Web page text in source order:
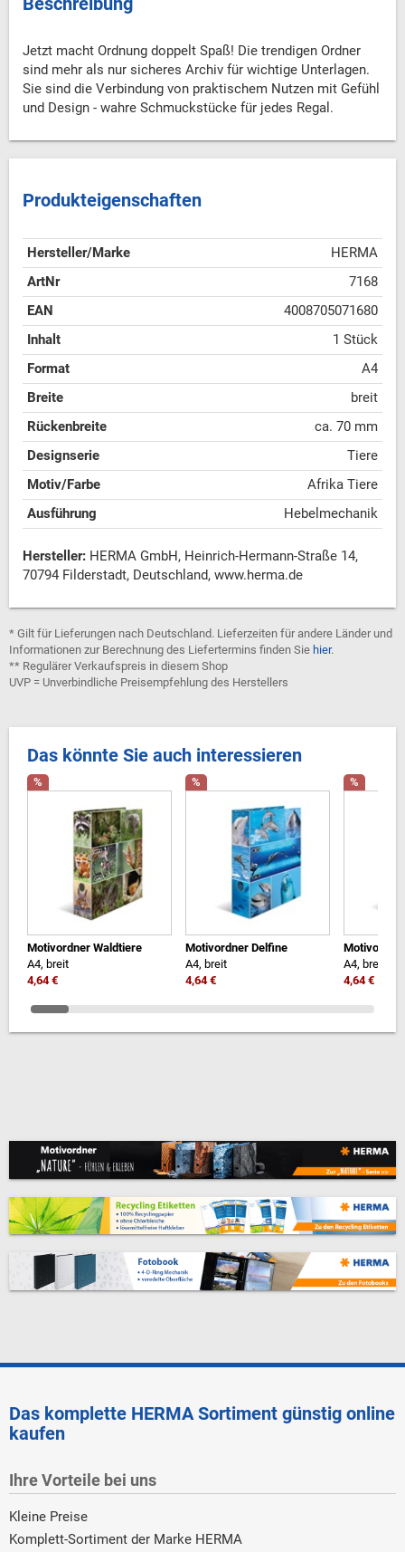
Jetzt macht Ordnung doppelt Spaß! Die trendigen Ordner
sind mehr als nur sicheres Archiv für wichtige Unterlagen.
Sie sind die Verbindung von praktischem Nutzen mit Gefühl
und Design - wahre Schmuckstücke für jedes Regal.
Produkteigenschaften
Hersteller/Marke
HERMA
ArtNr
7168
EAN
4008705071680
Inhalt
1 Stück
Format
A4
Breite
breit
Rückenbreite
ca. 70 mm
Designserie
Tiere
Motiv/Farbe
Afrika Tiere
Ausführung
Hebelmechanik
Hersteller: HERMA GmbH, Heinrich-Hermann-Straße 14,
70794 Filderstadt, Deutschland, www.herma.de
* Gilt für Lieferungen nach Deutschland. Lieferzeiten für andere Länder und
Informationen zur Berechnung des Liefertermins finden Sie hier.
** Regulärer Verkaufspreis in diesem Shop
UVP = Unverbindliche Preisempfehlung des Herstellers
Das könnte Sie auch interessieren
%
Motivordner Waldtiere
A4, breit
4,64 €
%
Motivordner Delfine
A4, breit
4,64 €
%
A4, breit
4,64 €
Das komplette HERMA Sortiment günstig online
kaufen
Ihre Vorteile bei uns
Kleine Preise
Komplett-Sortiment der Marke HERMA